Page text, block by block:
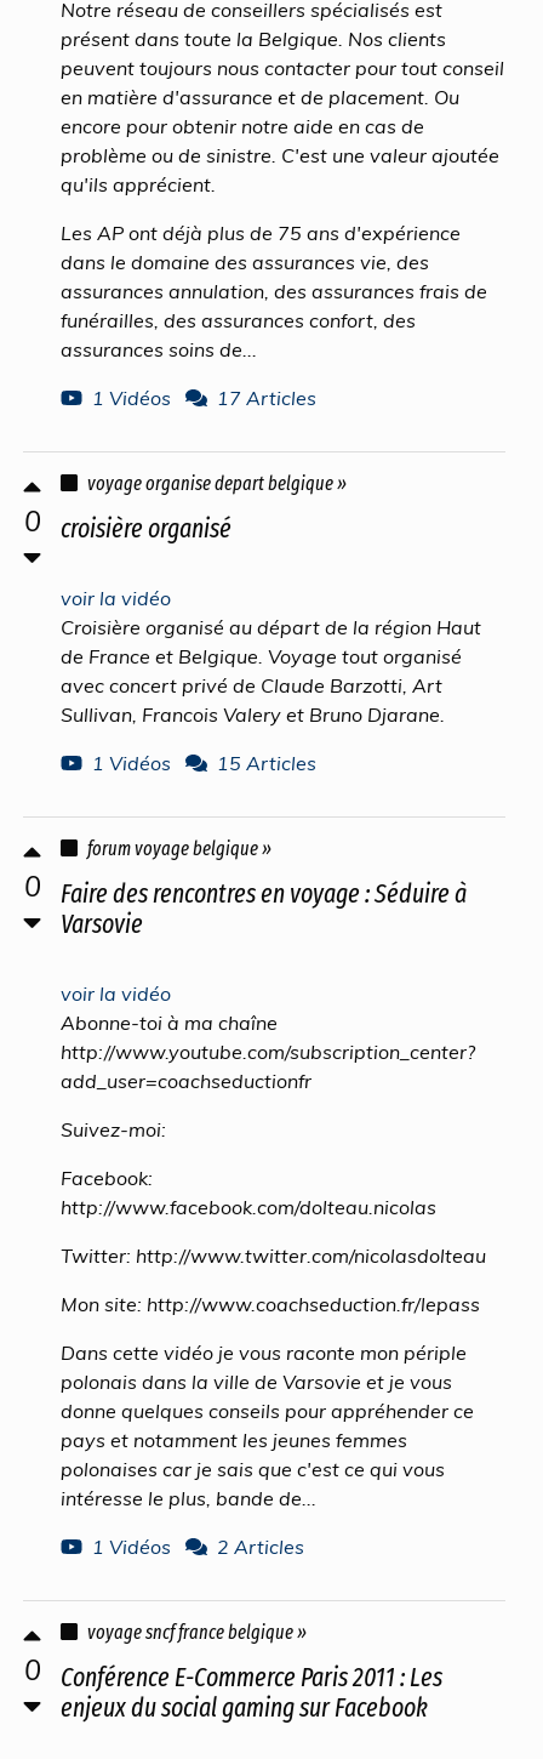
Notre réseau de conseillers spécialisés est
présent dans toute la Belgique. Nos clients
peuvent toujours nous contacter pour tout conseil
en matière d'assurance et de placement. Ou
encore pour obtenir notre aide en cas de
problème ou de sinistre. C'est une valeur ajoutée
qu'ils apprécient.
Les AP ont déjà plus de 75 ans d'expérience
dans le domaine des assurances vie, des
assurances annulation, des assurances frais de
funérailles, des assurances confort, des
assurances soins de...
1 Vidéos
17 Articles
0
voyage organise depart belgique »
croisière organisé
voir la vidéo
Croisière organisé au départ de la région Haut
de France et Belgique. Voyage tout organisé
avec concert privé de Claude Barzotti, Art
Sullivan, Francois Valery et Bruno Djarane.
1 Vidéos
15 Articles
0
forum voyage belgique »
Faire des rencontres en voyage : Séduire à
Varsovie
voir la vidéo
Abonne-toi à ma chaîne
http://www.youtube.com/subscription_center?
add_user=coachseductionfr
Suivez-moi:
Facebook:
http://www.facebook.com/dolteau.nicolas
Twitter: http://www.twitter.com/nicolasdolteau
Mon site: http://www.coachseduction.fr/lepass
Dans cette vidéo je vous raconte mon périple
polonais dans la ville de Varsovie et je vous
donne quelques conseils pour appréhender ce
pays et notamment les jeunes femmes
polonaises car je sais que c'est ce qui vous
intéresse le plus, bande de...
1 Vidéos
2 Articles
0
voyage sncf france belgique »
Conférence E-Commerce Paris 2011 : Les
enjeux du social gaming sur Facebook